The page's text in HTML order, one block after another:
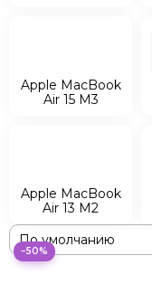
Apple MacBook
Air 15 M3
Apple MacBook
Air 13 M2
−50%